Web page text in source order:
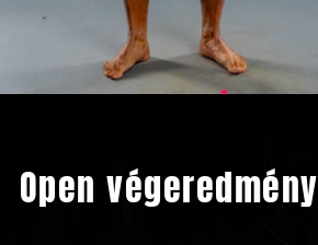
Open végeredmény